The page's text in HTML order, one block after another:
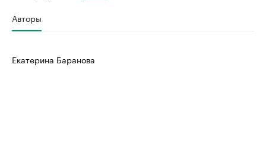
Авторы
Екатерина Баранова